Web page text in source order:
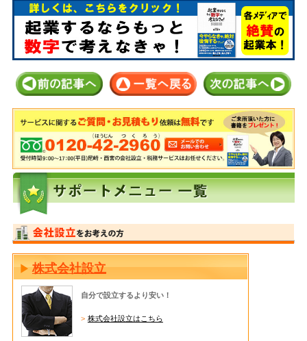
株式会社設立
自分で設立するより安い！
株式会社設立はこちら